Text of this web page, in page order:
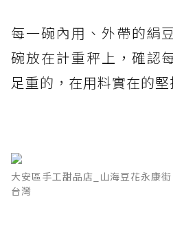
每一碗內用、外帶的絹
碗放在計重秤上，確認
足重的，在用料實在的
大安區手工甜品店_山海豆花永康
台灣